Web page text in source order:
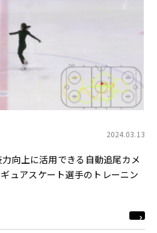
2024.03.13
向上に活用できる自動追尾カメ
ュアスケート選手のトレーニン